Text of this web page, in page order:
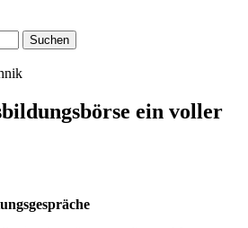
ein voller